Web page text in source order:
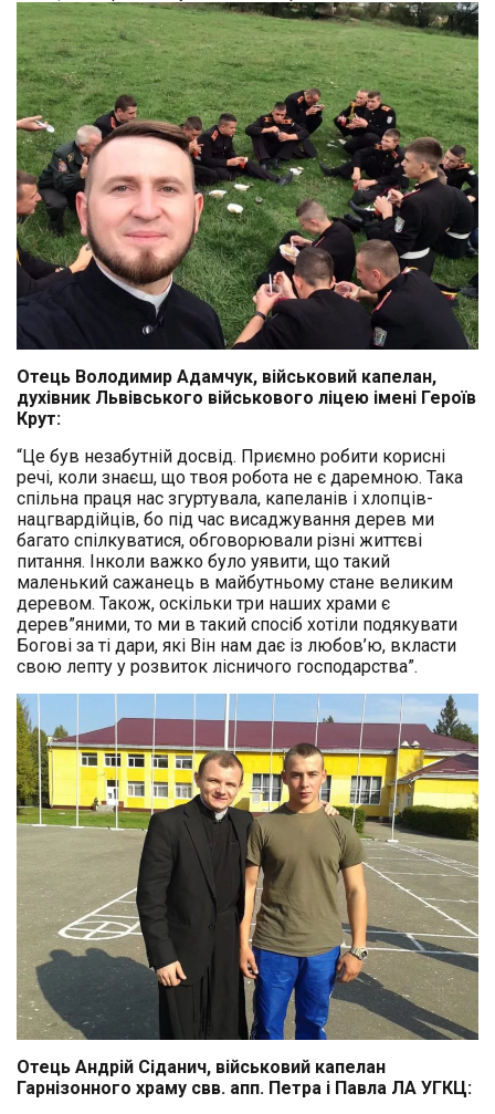
Отець Володимир Адамчук, військовий капелан,
духівник Львівського військового ліцею імені Героїв
Крут:
“Це був незабутній досвід. Приємно робити корисні
речі, коли знаєш, що твоя робота не є даремною. Така
спільна праця нас згуртувала, капеланів і хлопців-
нацгвардійців, бо під час висаджування дерев ми
багато спілкуватися, обговорювали різні життєві
питання. Інколи важко було уявити, що такий
маленький сажанець в майбутньому стане великим
деревом. Також, оскільки три наших храми є
дерев”яними, то ми в такий спосіб хотіли подякувати
Богові за ті дари, які Він нам дає із любов’ю, вкласти
свою лепту у розвиток лісничого господарства”.
Отець Андрій Сіданич, військовий капелан
Гарнізонного храму свв. апп. Петра і Павла ЛА УГКЦ: